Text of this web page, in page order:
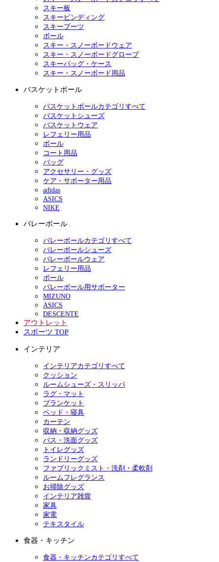
スキー板
スキービンディング
スキーブーツ
ポール
スキー・スノーボードウェア
スキー・スノーボードグローブ
スキーバッグ・ケース
スキー・スノーボード用品
バスケットボール
バスケットボールカテゴリすべて
バスケットシューズ
バスケットウェア
レフェリー用品
ボール
コート用品
バッグ
アクセサリー・グッズ
ケア・サポーター用品
adidas
ASICS
NIKE
バレーボール
バレーボールカテゴリすべて
バレーボールシューズ
バレーボールウェア
レフェリー用品
ボール
バレーボール用サポーター
MIZUNO
ASICS
DESCENTE
アウトレット
スポーツ TOP
インテリア
インテリアカテゴリすべて
クッション
ルームシューズ・スリッパ
ラグ・マット
ブランケット
ベッド・寝具
カーテン
収納・収納グッズ
バス・洗面グッズ
トイレグッズ
ランドリーグッズ
ファブリックミスト・洗剤・柔軟剤
ルームフレグランス
お掃除グッズ
インテリア雑貨
家具
家電
テキスタイル
食器・キッチン
食器・キッチンカテゴリすべて